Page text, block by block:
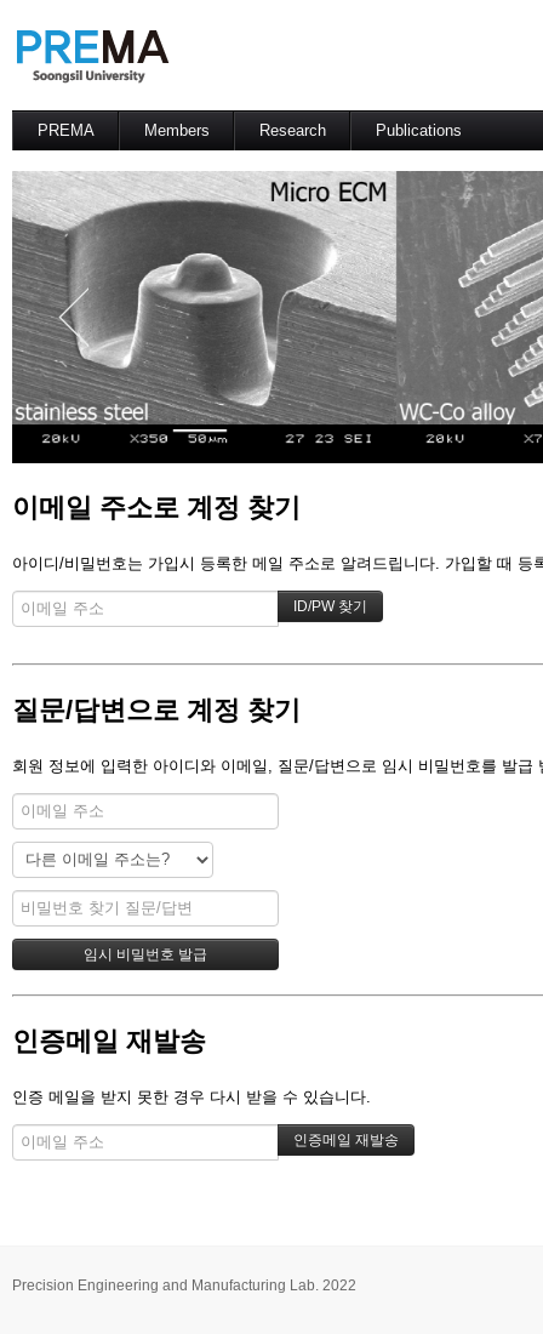
PREMA Members Research Publications
International Conference
Domestic Journal
Domestic Conference
Patents
이메일 주소로 계정 찾기
아이디/비밀번호는 가입시 등록한 메일 주소로 알려드립니다. 가입할 때
질문/답변으로 계정 찾기
회원 정보에 입력한 아이디와 이메일, 질문/답변으로 임시 비밀번호를 발급
인증메일 재발송
인증 메일을 받지 못한 경우 다시 받을 수 있습니다.
Precision Engineering and Manufacturing Lab. 2022